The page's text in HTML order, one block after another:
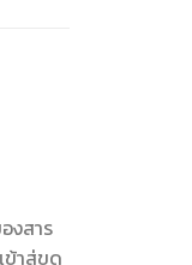
งสาร
ข้าสู่ขด